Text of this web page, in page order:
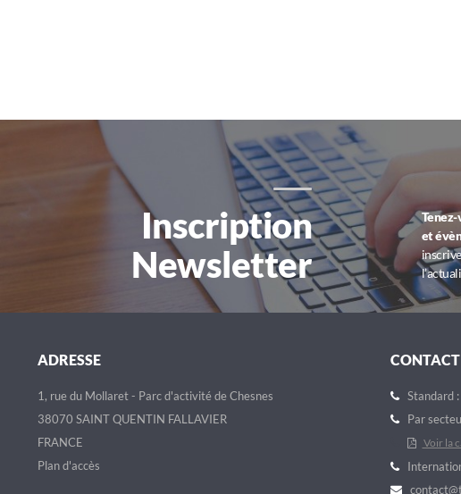
Inscription
Newsletter
et
ADRESSE
1, rue du Mollaret - Parc d'activité de Chesnes
38070 SAINT QUENTIN FALLAVIER
FRANCE
Plan d'accès
CONTACT
Standard
Par
Voir la